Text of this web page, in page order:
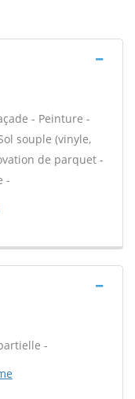
- Peinture -
souple (vinyle,
de parquet -
-
-